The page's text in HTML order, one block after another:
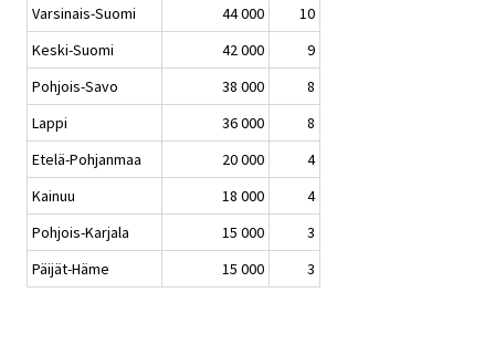
Varsinais-Suomi
44 000
10
Keski-Suomi
42 000
9
Pohjois-Savo
38 000
8
Lappi
36 000
8
Etelä-Pohjanmaa
20 000
4
Kainuu
18 000
4
Pohjois-Karjala
15 000
3
Päijät-Häme
15 000 3